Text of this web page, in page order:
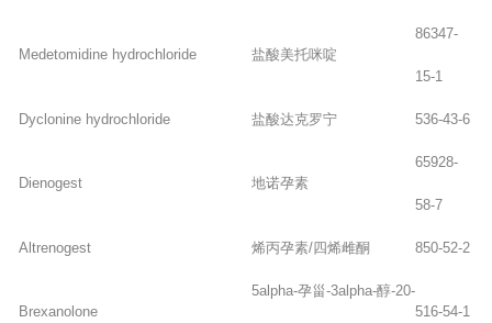
Medetomidine hydrochloride 盐酸美托咪啶
86347-
15-1
Dyclonine hydrochloride 盐酸达克罗宁 536-43-6
Dienogest 地诺孕素
65928-
58-7
Altrenogest 烯丙孕素/四烯雌酮 850-52-2
Brexanolone
5alpha-孕甾-3alpha-醇-20-
516-54-1